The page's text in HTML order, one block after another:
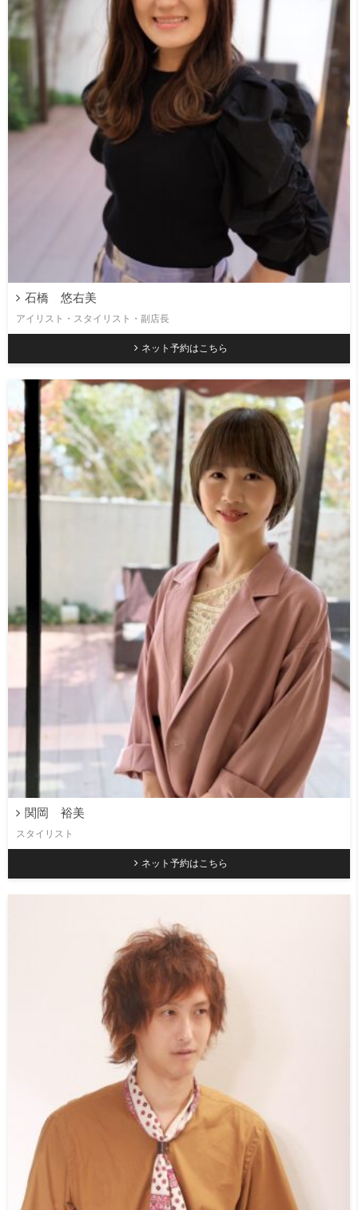
石橋 悠右美
アイリスト・スタイリスト・副店長
ネット予約はこちら
関岡 裕美
スタイリスト
ネット予約はこちら